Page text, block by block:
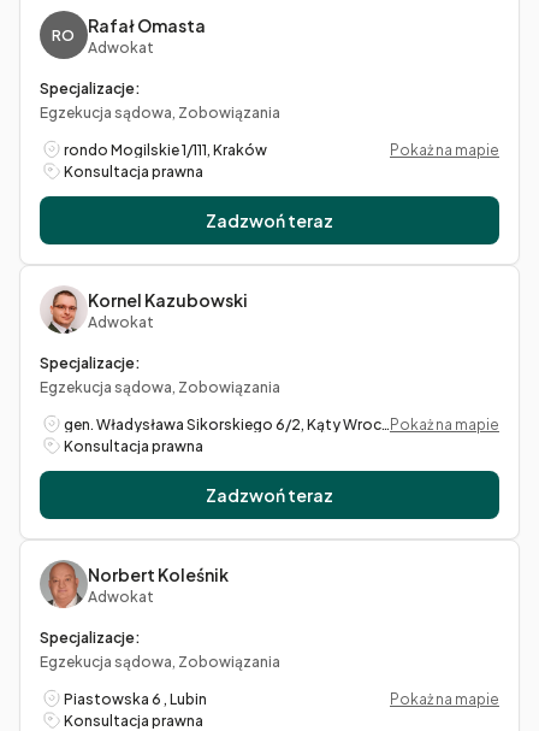
RO Rafał Omasta
Adwokat
Specjalizacje:
Egzekucja sądowa, Zobowiązania
rondo Mogilskie 1/111, Kraków
Pokaż na mapie
Konsultacja prawna
Zadzwoń teraz
Kornel Kazubowski
Adwokat
Specjalizacje:
Egzekucja sądowa, Zobowiązania
gen. Władysława Sikorskiego 6/2, Kąty WrocławskiePokaż na mapie
Konsultacja prawna
Zadzwoń teraz
Norbert Koleśnik
Adwokat
Specjalizacje:
Egzekucja sądowa, Zobowiązania
Piastowska 6 , Lubin
Pokaż na mapie
Konsultacja prawna